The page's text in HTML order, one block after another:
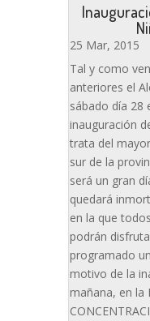
25 Mar, 2015
Tal y como
anteriores el
sábado día 28
inauguración
trata del
sur de la
será un gran
quedará
en la que
podrán
programado
motivo de la
mañana, en la